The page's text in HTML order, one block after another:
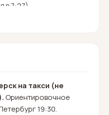
в 7:27).
на такси (не
Ориентировочное
19:30.